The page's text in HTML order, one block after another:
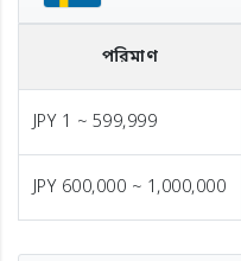
পরিমাণ
JPY 1 ~ 599,999
JPY 600,000 ~ 1,000,000